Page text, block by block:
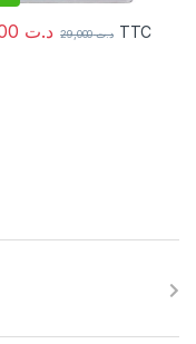
د.ت د.ت29,000 TTC